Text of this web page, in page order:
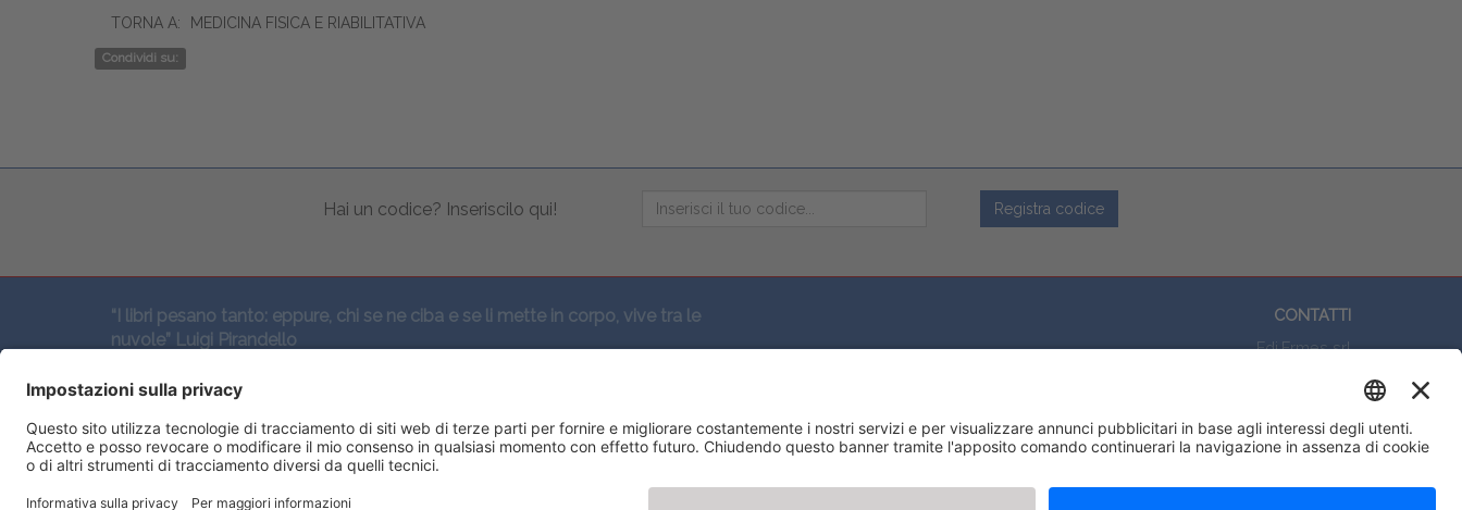
TORNA A: MEDICINA FISICA E RIABILITATIVA
Condividi su:
Hai un codice? Inseriscilo qui! Registra codice
“I libri pesano tanto: eppure, chi se ne ciba e se li mette in corpo, vive tra le
nuvole” Luigi Pirandello
SEGUICI QUI:
CONTATTI
Edi.Ermes srl
E-mail: eeinfo@eenet.it
Partita IVA e Codice Fiscale: 02254790153
ORARI